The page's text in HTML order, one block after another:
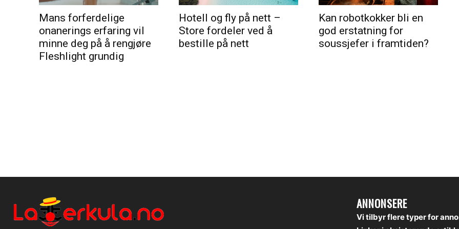
Mans forferdelige
onanerings erfaring vil
minne deg på å rengjøre
Fleshlight grundig
Hotell og fly på nett –
Store fordeler ved å
bestille på nett
Kan robotkokker bli en
god erstatning for
soussjefer i framtiden?
ANNONSERE
Vi tilbyr flere typer for